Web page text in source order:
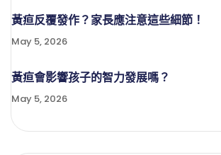
黃疸反覆發作？家長應注意這些細節！
May 5, 2026
黃疸會影響孩子的智力發展嗎？
May 5, 2026